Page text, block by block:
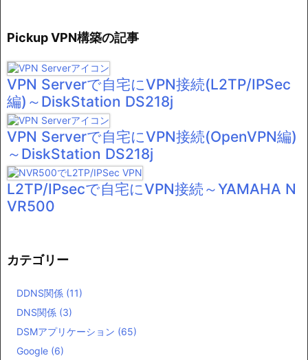
Pickup VPN構築の記事
VPN Serverで自宅にVPN接続(L2TP/IPSec
編)～DiskStation DS218j
VPN Serverで自宅にVPN接続(OpenVPN編)
～DiskStation DS218j
L2TP/IPsecで自宅にVPN接続～YAMAHA N
VR500
カテゴリー
DDNS関係 (11)
DNS関係 (3)
DSMアプリケーション (65)
Google (6)